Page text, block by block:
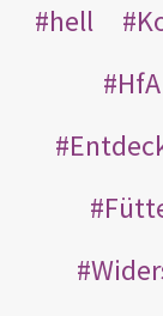
hell
HfA